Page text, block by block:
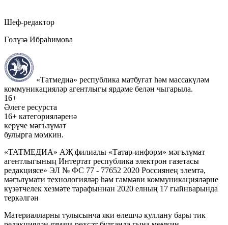
Шеф-редактор
Гөлүзә Ибраһимова
«Татмедиа» республика матбугат һәм массакүләм
коммуникацияләр агентлыгы ярдәме белән чыгарыла.
16+
Әлеге ресурста
16+ категорияләренә
керүче мәгълүмат
булырга мөмкин.
«ТАТМЕДИА» АҖ филиалы «Татар-информ» мәгълүмат
агентлыгының Интертат республика электрон газетасы
редакциясе» ЭЛ № ФС 77 - 77652 2020 Россиянең элемтә,
мәгълүмати технологияләр һәм гаммәви коммуникацияләрне
күзәтчелек хезмәте тарафыннан 2020 елның 17 гыйнварында
теркәлгән
Материалларны тулысынча яки өлешчә куллану бары тик